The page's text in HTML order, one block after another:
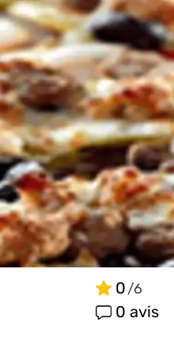
0
0 avis